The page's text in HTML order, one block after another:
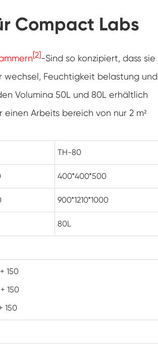
und Feuchtegesteuerte
Gaze für Temperatur-
Kammern
Temperatur kammer
prüfung Stabilitäts
für Feuchtigkeits-Test-Kammer
Compact Labs
[2]-Sind so konzipiert, dass sie
wechsel, Feuchtigkeit belastung und
Volumina 50L und 80L erhältlich
Arbeits bereich von nur 2 m²
TH-80
400*400*500
900*1210*1000
80L
150
150
150